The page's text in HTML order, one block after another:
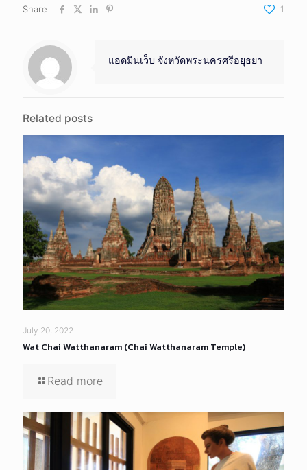
Share 1
แอดมินเว็บ จังหวัดพระนครศรีอยุธยา
Related posts
July 20, 2022
Wat Chai Watthanaram (Chai Watthanaram Temple)
Read more